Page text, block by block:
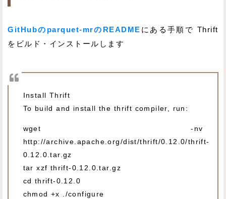
GitHubのparquet-mrのREADME にある手順で Thrift
をビルド・インストールします
Install Thrift
To build and install the thrift compiler, run:
wget -nv
http://archive.apache.org/dist/thrift/0.12.0/thrift-
0.12.0.tar.gz
tar xzf thrift-0.12.0.tar.gz
cd thrift-0.12.0
chmod +x ./configure